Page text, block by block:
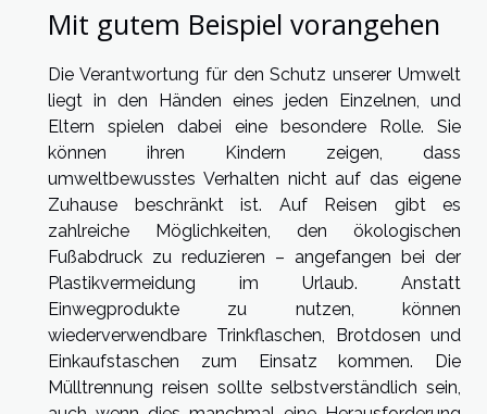
Mit gutem Beispiel vorangehen
Die Verantwortung für den Schutz unserer Umwelt
liegt in den Händen eines jeden Einzelnen, und
Eltern spielen dabei eine besondere Rolle. Sie
können ihren Kindern zeigen, dass
umweltbewusstes Verhalten nicht auf das eigene
Zuhause beschränkt ist. Auf Reisen gibt es
zahlreiche Möglichkeiten, den ökologischen
Fußabdruck zu reduzieren – angefangen bei der
Plastikvermeidung im Urlaub. Anstatt
Einwegprodukte zu nutzen, können
wiederverwendbare Trinkflaschen, Brotdosen und
Einkaufstaschen zum Einsatz kommen. Die
Mülltrennung reisen sollte selbstverständlich sein,